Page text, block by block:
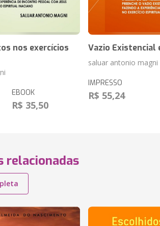
nos exercícios
EBOOK
R$ 35,50
Vazio Existencial
saluar antonio magni
IMPRESSO
R$ 55,24
relacionadas